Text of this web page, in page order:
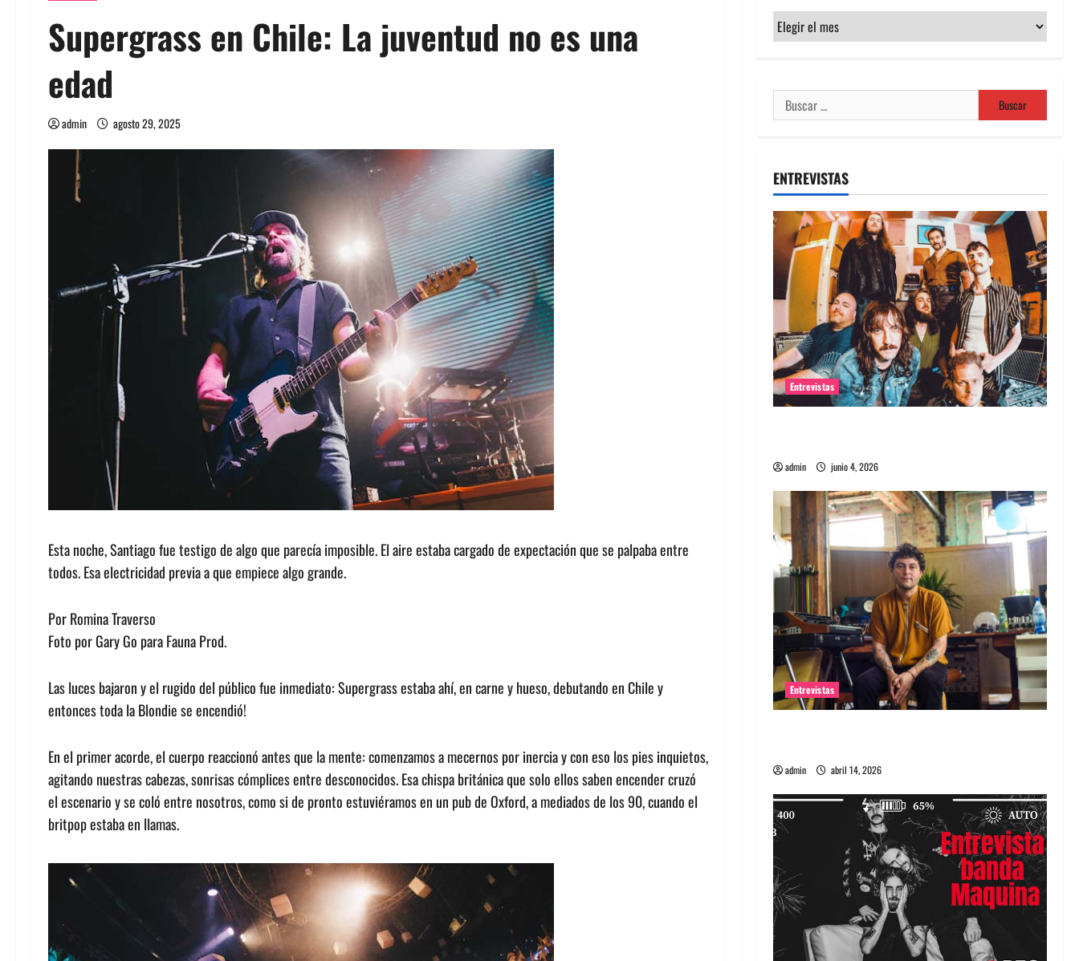
Supergrass en Chile: La juventud no es una
edad
admin agosto 29, 2025
Esta noche, Santiago fue testigo de algo que parecía imposible. El aire estaba cargado de expectación que se palpaba entre
todos. Esa electricidad previa a que empiece algo grande.
Por Romina Traverso
Foto por Gary Go para Fauna Prod.
Las luces bajaron y el rugido del público fue inmediato: Supergrass estaba ahí, en carne y hueso, debutando en Chile y
entonces toda la Blondie se encendió!
En el primer acorde, el cuerpo reaccionó antes que la mente: comenzamos a mecernos por inercia y con eso los pies inquietos,
agitando nuestras cabezas, sonrisas cómplices entre desconocidos. Esa chispa británica que solo ellos saben encender cruzó
el escenario y se coló entre nosotros, como si de pronto estuviéramos en un pub de Oxford, a mediados de los 90, cuando el
britpop estaba en llamas.
Archivos
Buscar:
ENTREVISTAS
Entrevistas
admin junio 4, 2026
Entrevistas
admin abril 14, 2026